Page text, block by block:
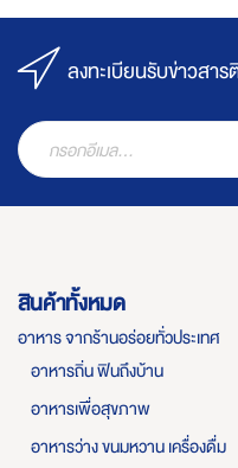
ลงทะเบียนรับข่าวสา
สินค้าทั้งหมด
อาหาร จากร้านอร่อยทั่วประเทศ
อาหารถิ่น ฟินถึงบ้าน
อาหารเพื่อสุขภาพ
อาหารว่าง ขนมหวาน เครื่องดื่ม